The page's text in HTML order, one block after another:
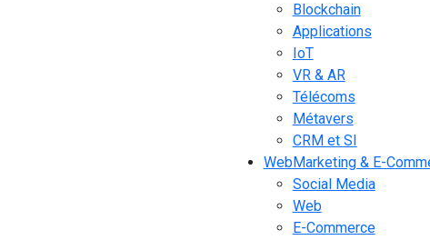
Blockchain
Applications
IoT
VR & AR
Télécoms
Métavers
CRM et SI
WebMarketing & E-
Social Media
Web
E-Commerce